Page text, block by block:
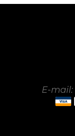
E-mail: